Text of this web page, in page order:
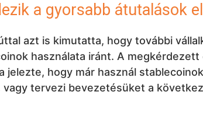
a gyorsabb átutalások
azt is kimutatta, hogy további
használata iránt. A megkérdezett
jelezte, hogy már használ
tervezi bevezetésüket a